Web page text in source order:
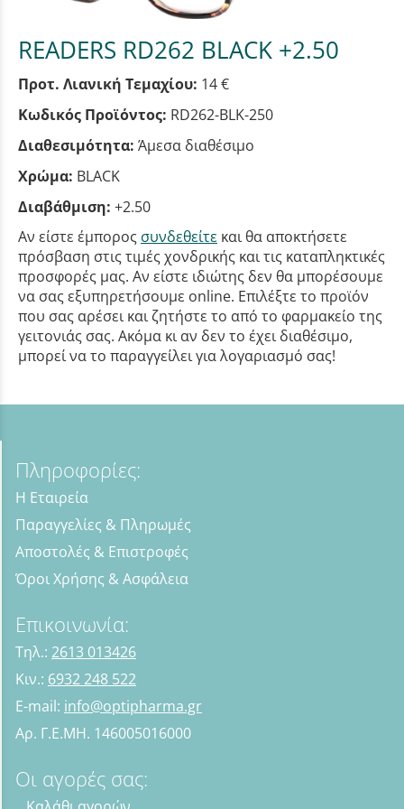
READERS RD262 BLACK +2.50
Προτ. Λιανική Τεμαχίου: 14 €
Κωδικός Προϊόντος: RD262-BLK-250
Διαθεσιμότητα: Άμεσα διαθέσιμο
Χρώμα: BLACK
Διαβάθμιση: +2.50
Αν είστε έμπορος συνδεθείτε και θα αποκτήσετε
πρόσβαση στις τιμές χονδρικής και τις καταπληκτικές
προσφορές μας. Αν είστε ιδιώτης δεν θα μπορέσουμε
να σας εξυπηρετήσουμε online. Επιλέξτε το προϊόν
που σας αρέσει και ζητήστε το από το φαρμακείο της
γειτονιάς σας. Ακόμα κι αν δεν το έχει διαθέσιμο,
μπορεί να το παραγγείλει για λογαριασμό σας!
Πληροφορίες:
Η Εταιρεία
Παραγγελίες & Πληρωμές
Αποστολές & Επιστροφές
Όροι Χρήσης & Ασφάλεια
Επικοινωνία:
Τηλ.: 2613 013426
Κιν.: 6932 248 522
E-mail: info@optipharma.gr
Αρ. Γ.Ε.ΜΗ. 146005016000
Οι αγορές σας: